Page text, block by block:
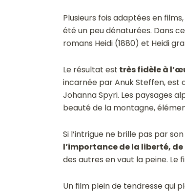
Plusieurs fois adaptées en
été un peu dénaturées. Dans
romans Heidi (1880) et Heidi
Le résultat est très fidèle à
incarnée par Anuk Steffen, est
Johanna Spyri. Les paysages
beauté de la montagne,
Si l’intrigue ne brille pas par
l’importance de la liberté,
des autres en vaut la peine. Le
Un film plein de tendresse qui